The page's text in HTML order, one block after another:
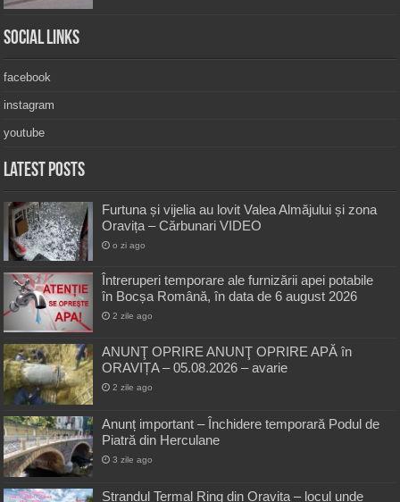
Social Links
facebook
instagram
youtube
Latest Posts
Furtuna și vijelia au lovit Valea Almăjului și zona
Oravița – Cărbunari VIDEO
o zi ago
Întreruperi temporare ale furnizării apei potabile
în Bocșa Română, în data de 6 august 2026
2 zile ago
ANUNŢ OPRIRE ANUNŢ OPRIRE APĂ în
ORAVIȚA – 05.08.2026 – avarie
2 zile ago
Anunț important – Închidere temporară Podul de
Piatră din Herculane
3 zile ago
Ștrandul Termal Ring din Oravița – locul unde